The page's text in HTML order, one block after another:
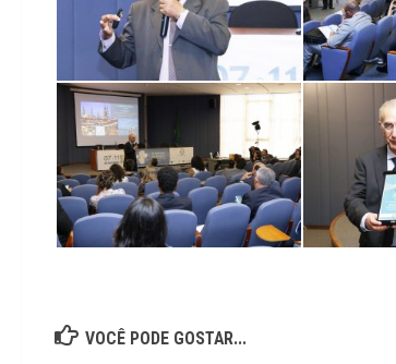
VOCÊ PODE GOSTAR...